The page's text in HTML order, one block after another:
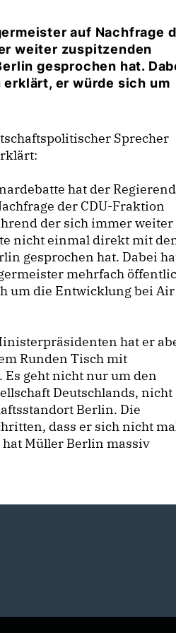
auf Nachfrage
weiter zuspitzenden
gesprochen hat.
er würde sich um
Sprecher
hat der
der CDU-Fraktion
der sich immer weiter
nicht einmal direkt mit
gesprochen hat. Dabei
mehrfach
um die Entwicklung bei Air
hat er
Runden Tisch mit
geht nicht nur um den
Deutschlands, nicht
Berlin. Die
dass er sich nicht
Müller Berlin massiv